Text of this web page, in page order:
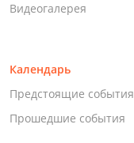
Видеогалерея
Календарь
Предстоящие события
Прошедшие события